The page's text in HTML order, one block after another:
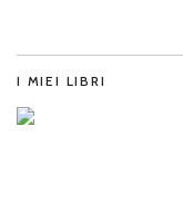
I MIEI LIBRI